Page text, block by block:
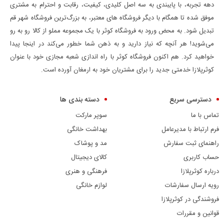
دهه تجربه، با پایبندی به سه اصل کلیدی، کیفیت، رقابت و احترام به مشتری
موفق شده تا همگام با دیگر فروشگاه های معتبر، به بزرگ‌ترین فروشگاه شهر قم
تبدیل شود. به محض ورود به فروشگاه کوثر با یک مجموعه مملو از کالا رو به رو
می‌شوید! هر آنچه که نیاز دارید و به ذهن شما خطور می‌کند در اینجا پیدا
خواهید کرد. هم اکنون فروشگاه کوثر با راه اندازی شعبه مجازی خود با عنوان
کوثرپلازا خدمتی جدید را برای مشتریان خود به ارمغان آورده است.
دسترسی سریع
تماس با ما
فرم ارتباط با مدیرعامل
راهنمای ثبت سفارش
حساب کاربری
درباره کوثرپلازا
رویه ارسال سفارشات
فروشندگی در کوثرپلازا
قوانین و مقررات
دسته بندی ها
سوپر مارکت
بهداشت خانگی
مد و پوشاک
کالای دیجیتال
فرهنگی و هنری
لوازم خانگی